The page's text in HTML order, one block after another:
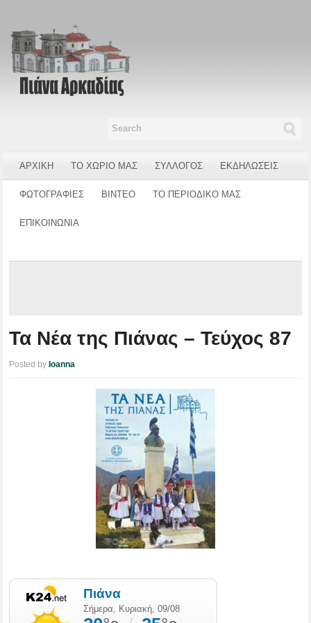
ΑΡΧΙΚΗ ΤΟ ΧΩΡΙΟ ΜΑΣ ΣΥΛΛΟΓΟΣ ΕΚΔΗΛΩΣΕΙΣ
ΦΩΤΟΓΡΑΦΙΕΣ ΒΙΝΤΕΟ ΤΟ ΠΕΡΙΟΔΙΚΟ ΜΑΣ
ΕΠΙΚΟΙΝΩΝΙΑ
Τα Νέα της Πιάνας – Τεύχος 87
Posted by Ioanna